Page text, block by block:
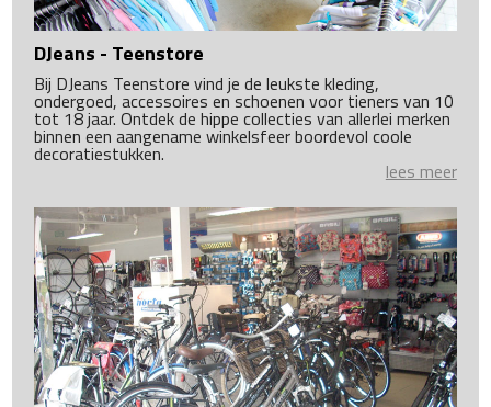
DJeans - Teenstore
Bij DJeans Teenstore vind je de leukste kleding,
ondergoed, accessoires en schoenen voor tieners van 10
tot 18 jaar. Ontdek de hippe collecties van allerlei merken
binnen een aangename winkelsfeer boordevol coole
decoratiestukken.
lees meer